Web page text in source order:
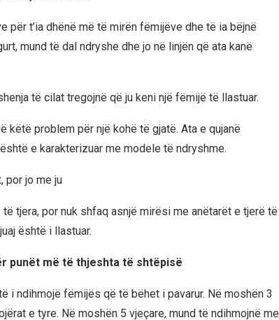
për t’ia dhënë më të mirën fëmijëve dhe të ia bëjnë
mund të dal ndryshe dhe jo në linjën që ata kanë
të cilat tregojnë që ju keni një fëmijë të llastuar.
këtë problem për një kohë të gjatë. Ata e qujanë
e karakterizuar me modele të ndryshme.
por jo me ju
tjera, por nuk shfaq asnjë mirësi me anëtarët e tjerë të
është i llastuar.
punët më të thjeshta të shtëpisë
i ndihmojë fëmijës që të bëhet i pavarur. Në moshën 3
e tyre. Në moshën 5 vjeçare, mund të ndihmojnë me